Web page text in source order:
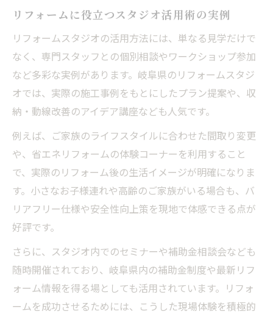
リフォームに役立つスタジオ活用術の実例
リフォームスタジオの活用方法には、単なる見学だけで
なく、専門スタッフとの個別相談やワークショップ参加
など多彩な実例があります。岐阜県のリフォームスタジ
オでは、実際の施工事例をもとにしたプラン提案や、収
納・動線改善のアイデア講座なども人気です。
例えば、ご家族のライフスタイルに合わせた間取り変更
や、省エネリフォームの体験コーナーを利用すること
で、実際のリフォーム後の生活イメージが明確になりま
す。小さなお子様連れや高齢のご家族がいる場合も、バ
リアフリー仕様や安全性向上策を現地で体感できる点が
好評です。
さらに、スタジオ内でのセミナーや補助金相談会なども
随時開催されており、岐阜県内の補助金制度や最新リフ
ォーム情報を得る場としても活用されています。リフォ
ームを成功させるためには、こうした現場体験を積極的